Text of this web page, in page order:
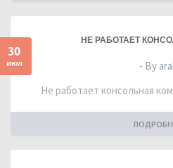
30
июл
НЕ РАБОТАЕТ
- By
Не работает консольная